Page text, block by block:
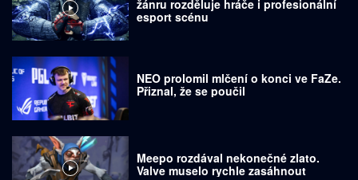
žánru rozděluje hráče i profesionální
esport scénu
NEO prolomil mlčení o konci ve FaZe.
Přiznal, že se poučil
Meepo rozdával nekonečné zlato.
Valve muselo rychle zasáhnout